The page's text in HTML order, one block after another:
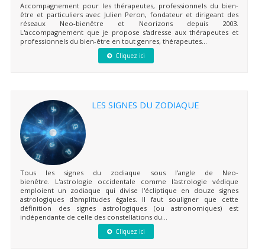
Accompagnement pour les thérapeutes, professionnels du bien-
être et particuliers avec Julien Peron, fondateur et dirigeant des
réseaux Neo-bienêtre et Neorizons depuis 2003.
L'accompagnement que je propose s'adresse aux thérapeutes et
professionnels du bien-être en tout genres, thérapeutes...
Cliquez ici
LES SIGNES DU ZODIAQUE
Tous les signes du zodiaque sous l'angle de Neo-
bienêtre. L'astrologie occidentale comme l'astrologie védique
emploient un zodiaque qui divise l'écliptique en douze signes
astrologiques d'amplitudes égales. Il faut souligner que cette
définition des signes astrologiques (ou astronomiques) est
indépendante de celle des constellations du...
Cliquez ici